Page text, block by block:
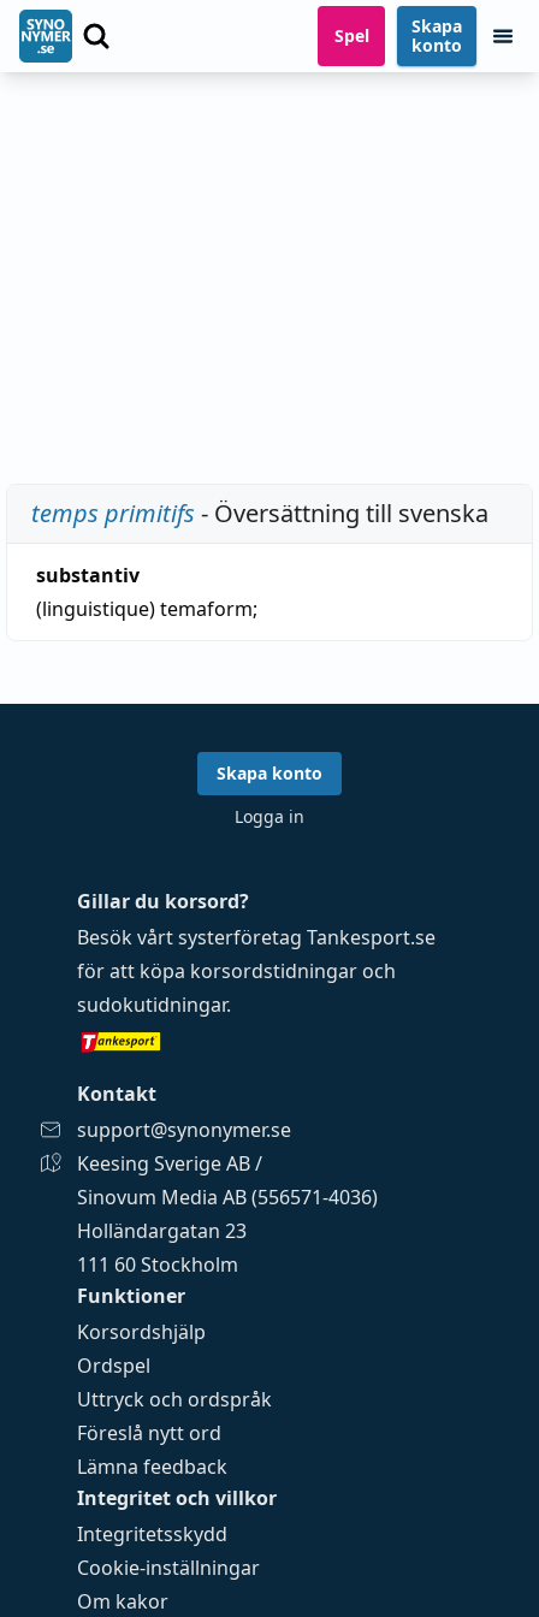
Spel
Skapa
konto
temps primitifs - Översättning till svenska
substantiv
(linguistique)temaform;
Funktioner
Korsordshjälp
Ordspel
Uttryck och ordspråk
Föreslå nytt ord
Lämna feedback
Integritet och villkor
Integritetsskydd
Cookie-inställningar
Om kakor
Gillar du korsord?
Besök vårt systerföretag Tankesport.se
för att köpa korsordstidningar och
sudokutidningar.
Kontakt
support@synonymer.se
Keesing Sverige AB /
Sinovum Media AB (556571-4036)
Holländargatan 23
111 60 Stockholm
Skapa konto
Logga in